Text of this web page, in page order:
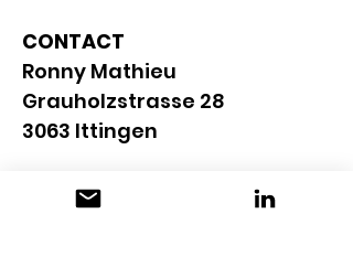
CONTACT
Ronny Mathieu
Grauholzstrasse 28
3063 Ittingen
mathieu@brauerei-